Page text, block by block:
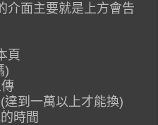
介面主要就是上方會告
頁
)
到一萬以上才能換)
時間